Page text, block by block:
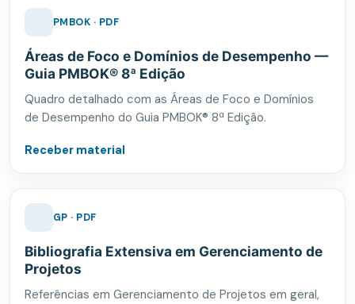
PMBOK · PDF
Áreas de Foco e Domínios de Desempenho —
Guia PMBOK® 8ª Edição
Quadro detalhado com as Áreas de Foco e Domínios
de Desempenho do Guia PMBOK® 8ª Edição.
Receber material
GP · PDF
Bibliografia Extensiva em Gerenciamento de
Projetos
Referências em Gerenciamento de Projetos em geral,